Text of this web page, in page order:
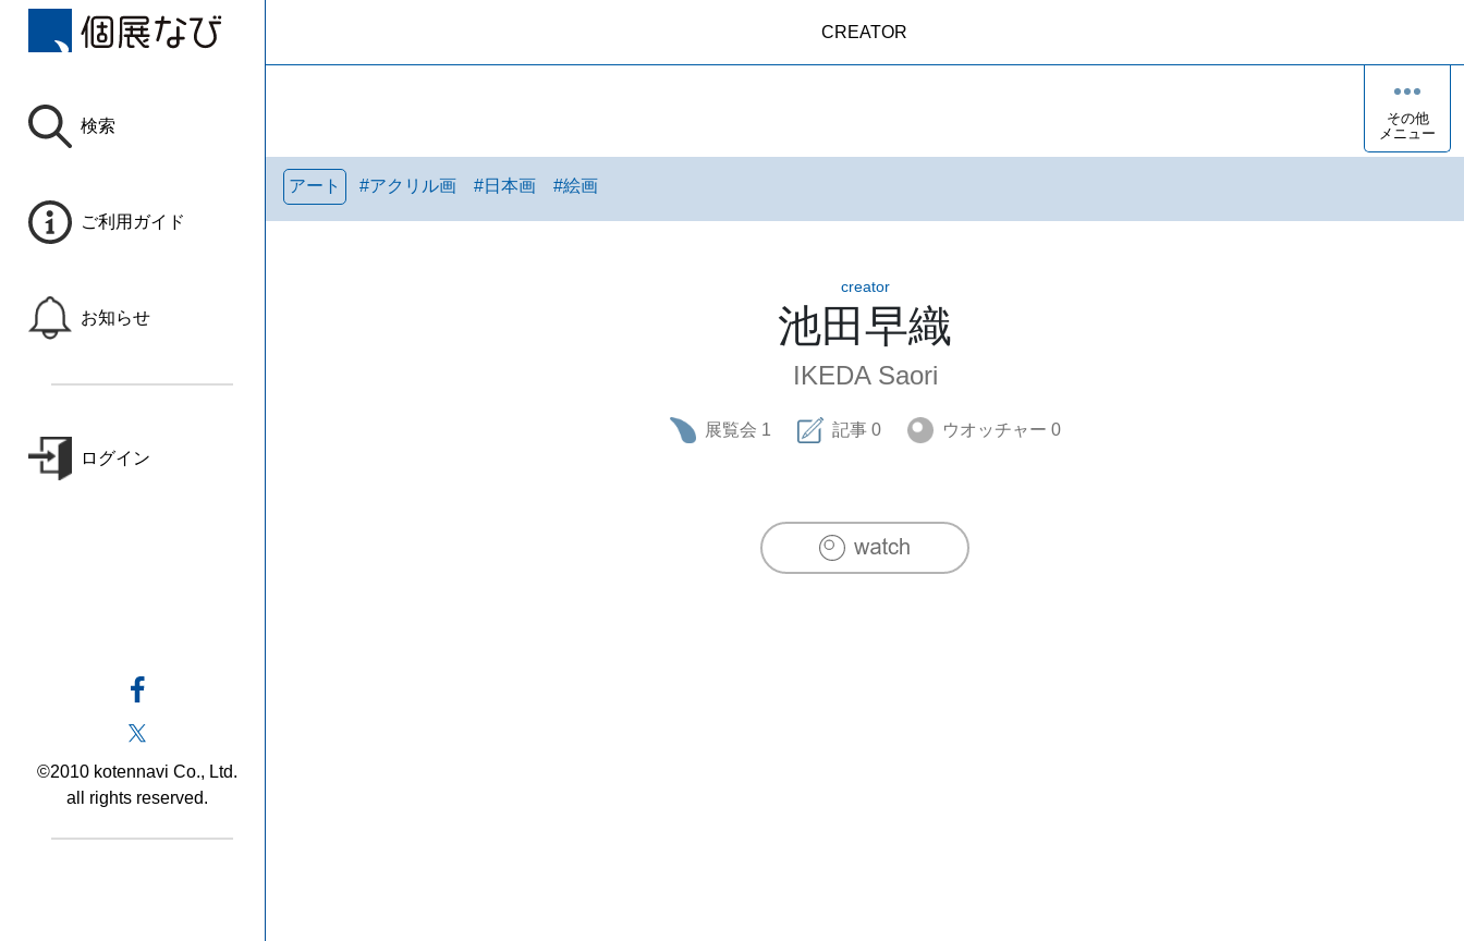
検索
ご利用ガイド
お知らせ
ログイン
©2010 kotennavi Co., Ltd.
all rights reserved.
CREATOR
その他
メニュー
アート #アクリル画 #日本画 #絵画
creator
池田早織
IKEDA Saori
展覧会 1 記事 0 ウオッチャー 0